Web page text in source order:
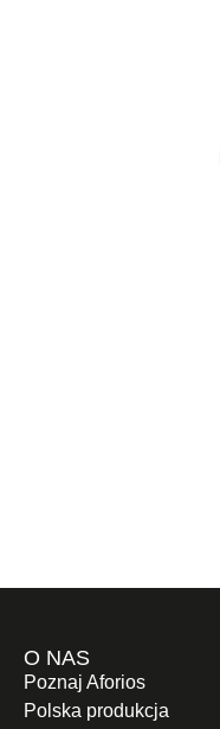
O NAS
Poznaj Aforios
Polska produkcja